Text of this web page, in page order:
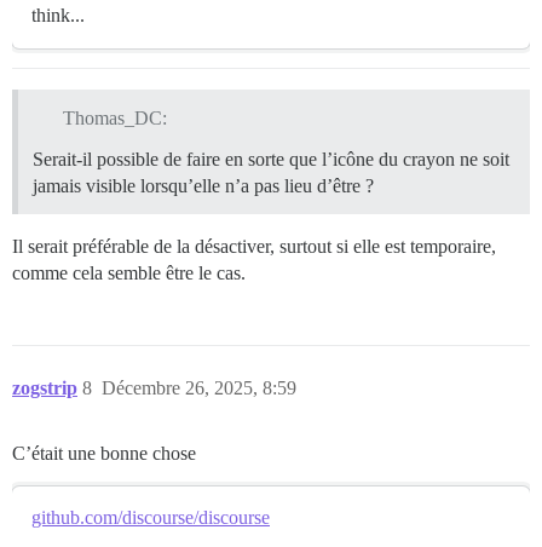
think...
Thomas_DC:
Serait-il possible de faire en sorte que l’icône du crayon ne soit
jamais visible lorsqu’elle n’a pas lieu d’être ?
Il serait préférable de la désactiver, surtout si elle est temporaire,
comme cela semble être le cas.
zogstrip Décembre 26, 2025, 8:59
8
C’était une bonne chose
github.com/discourse/discourse